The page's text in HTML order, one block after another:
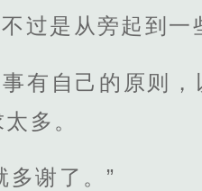
过是从旁起到一
有自己的原则
多。
多谢了。”